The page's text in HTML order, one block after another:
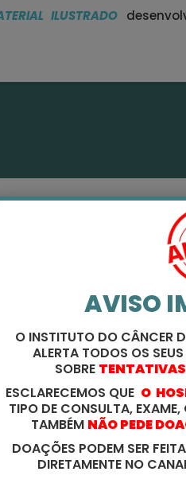
AVISO
O INSTITUTO DO CÂNCER
ALERTA TODOS OS
SOBRE TENTATIVAS
ESCLARECEMOS QUE O
TIPO DE CONSULTA,
TAMBÉM NÃO PEDE
DOAÇÕES PODEM SER
DIRETAMENTE NO
ILUSTRADO